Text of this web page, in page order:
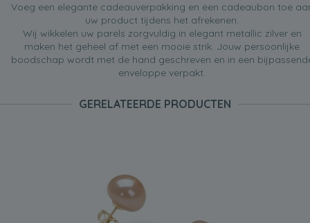
Voeg een elegante cadeauverpakking en een cadeaubon toe
uw product tijdens het afrekenen.
Wij wikkelen uw parels zorgvuldig in elegant metallic zilver en
maken het geheel af met een mooie strik. Jouw persoonlijke
boodschap wordt met de hand geschreven en in een
enveloppe verpakt.
GERELATEERDE PRODUCTEN